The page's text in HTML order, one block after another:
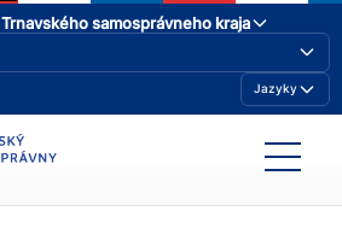
Trnavského samosprávneho kraja
Jazyky